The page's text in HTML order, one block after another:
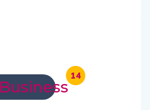
Business
14